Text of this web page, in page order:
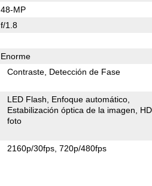
48-MP
f/1.8
Enorme
Contraste Detección de Fase
LED Flash
Enfoque automático
Estabilización óptica de la imagen
foto
2160p/30fps 720p/480fps